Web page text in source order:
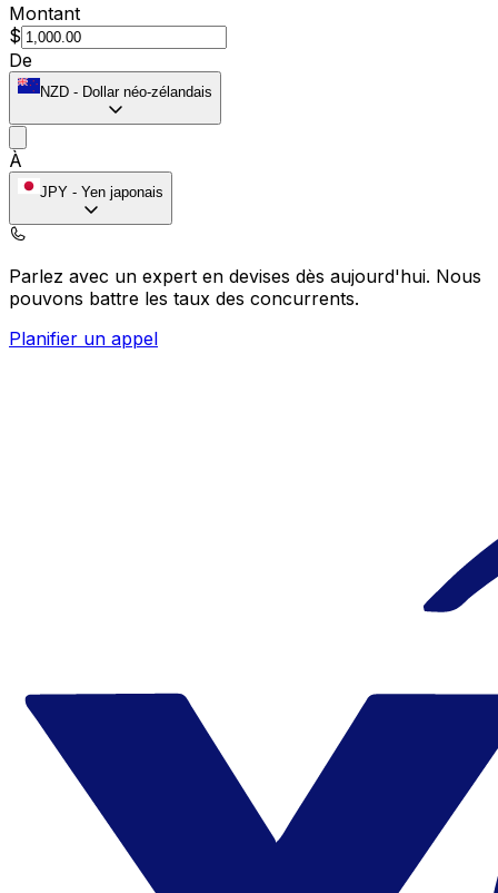
Montant
$
De
NZD - Dollar néo-zélandais
À
JPY - Yen japonais
Parlez avec un expert en devises dès aujourd'hui. Nous
pouvons battre les taux des concurrents.
Planifier un appel